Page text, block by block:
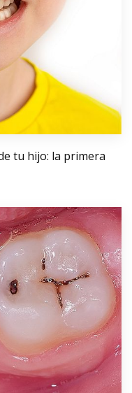
tu hijo: la primera